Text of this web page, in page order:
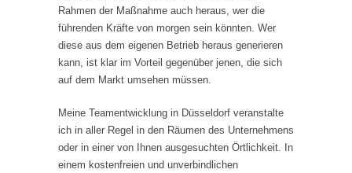
Rahmen der Maßnahme auch heraus, wer die
führenden Kräfte von morgen sein könnten. Wer
diese aus dem eigenen Betrieb heraus generieren
kann, ist klar im Vorteil gegenüber jenen, die sich
auf dem Markt umsehen müssen.
Meine Teamentwicklung in Düsseldorf veranstalte
ich in aller Regel in den Räumen des Unternehmens
oder in einer von Ihnen ausgesuchten Örtlichkeit. In
einem kostenfreien und unverbindlichen